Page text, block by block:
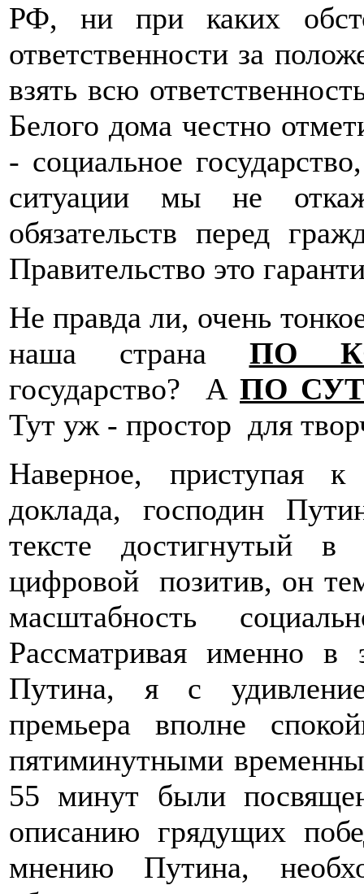
РФ, ни при каких
ответственности за
взять всю
Белого дома честно
- социальное
ситуации мы не
обязательств перед
Правительство это
Не правда ли, очень
наша страна ПО
государство? А ПО
Тут уж - простор для
Наверное, приступая к
доклада, господин
тексте достигнутый
цифровой позитив, он
масштабность
Рассматривая именно в
Путина, я с
премьера вполне
пятиминутными
55 минут были
описанию грядущих
мнению Путина,